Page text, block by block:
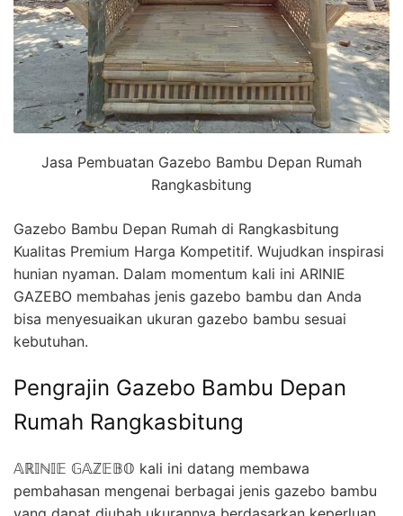
Jasa Pembuatan Gazebo Bambu Depan Rumah
Rangkasbitung
Gazebo Bambu Depan Rumah di Rangkasbitung
Kualitas Premium Harga Kompetitif. Wujudkan inspirasi
hunian nyaman. Dalam momentum kali ini ARINIE
GAZEBO membahas jenis gazebo bambu dan Anda
bisa menyesuaikan ukuran gazebo bambu sesuai
kebutuhan.
Pengrajin Gazebo Bambu Depan
Rumah Rangkasbitung
𝔸ℝ𝕀ℕ𝕀𝔼 𝔾𝔸ℤ𝔼𝔹𝕆 kali ini datang membawa
pembahasan mengenai berbagai jenis gazebo bambu